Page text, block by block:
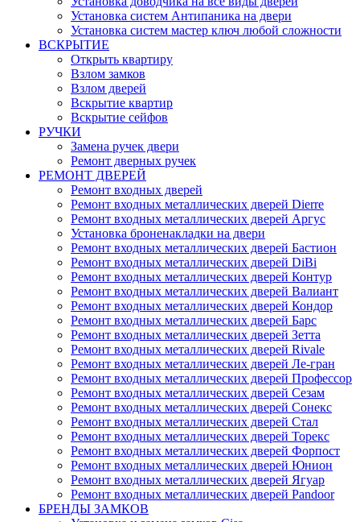
Установка систем Антипаника на двери
Установка систем мастер ключ любой сложности
ВСКРЫТИЕ
Открыть квартиру
Взлом замков
Взлом дверей
Вскрытие квартир
Вскрытие сейфов
РУЧКИ
Замена ручек двери
Ремонт дверных ручек
РЕМОНТ ДВЕРЕЙ
Ремонт входных дверей
Ремонт входных металлических дверей Dierre
Ремонт входных металлических дверей Аргус
Установка броненакладки на двери
Ремонт входных металлических дверей Бастион
Ремонт входных металлических дверей DiBi
Ремонт входных металлических дверей Контур
Ремонт входных металлических дверей Валиант
Ремонт входных металлических дверей Кондор
Ремонт входных металлических дверей Барс
Ремонт входных металлических дверей Зетта
Ремонт входных металлических дверей Rivale
Ремонт входных металлических дверей Ле-гран
Ремонт входных металлических дверей Профессор
Ремонт входных металлических дверей Сезам
Ремонт входных металлических дверей Сонекс
Ремонт входных металлических дверей Стал
Ремонт входных металлических дверей Торекс
Ремонт входных металлических дверей Форпост
Ремонт входных металлических дверей Юнион
Ремонт входных металлических дверей Ягуар
Ремонт входных металлических дверей Pandoor
БРЕНДЫ ЗАМКОВ